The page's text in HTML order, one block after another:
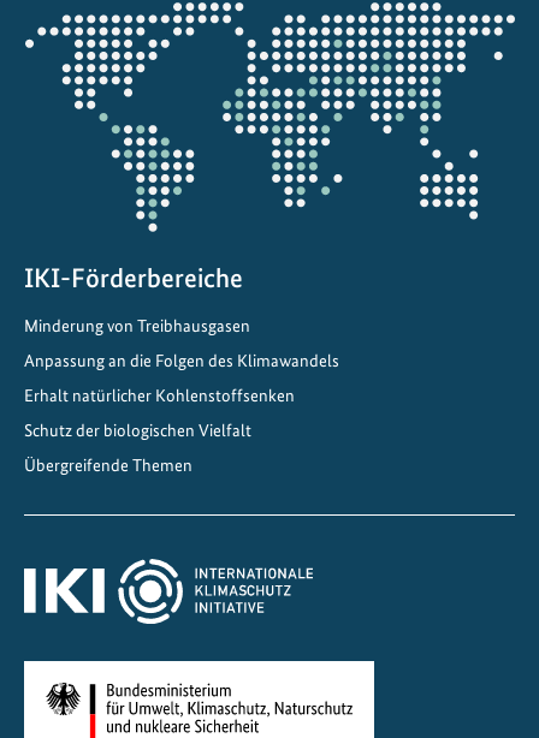
m
:
L
o
k
a
n
f
o
a
Öffnet
die
Projektkarte
IKI-Förderbereiche
Minderung von Treibhausgasen
Anpassung an die Folgen des Klimawandels
Erhalt natürlicher Kohlenstoffsenken
Schutz der biologischen Vielfalt
Übergreifende Themen